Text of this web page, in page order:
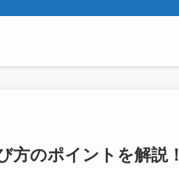
方のポイントを解説！